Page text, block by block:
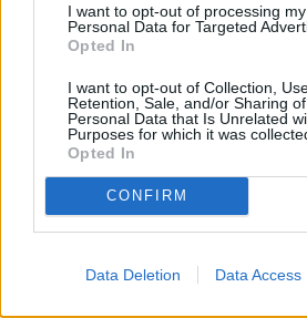
I want to opt-out of processing my
Personal Data for Targeted
Opted In
I want to opt-out of Collection,
Retention, Sale, and/or Sharing
Personal Data that Is Unrelated
Purposes for which it was
Opted In
CONFIRM
Data Deletion Data Access